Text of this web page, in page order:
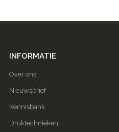
INFORMATIE
Over ons
Nieuwsbrief
Kennisbank
Druktechnieken